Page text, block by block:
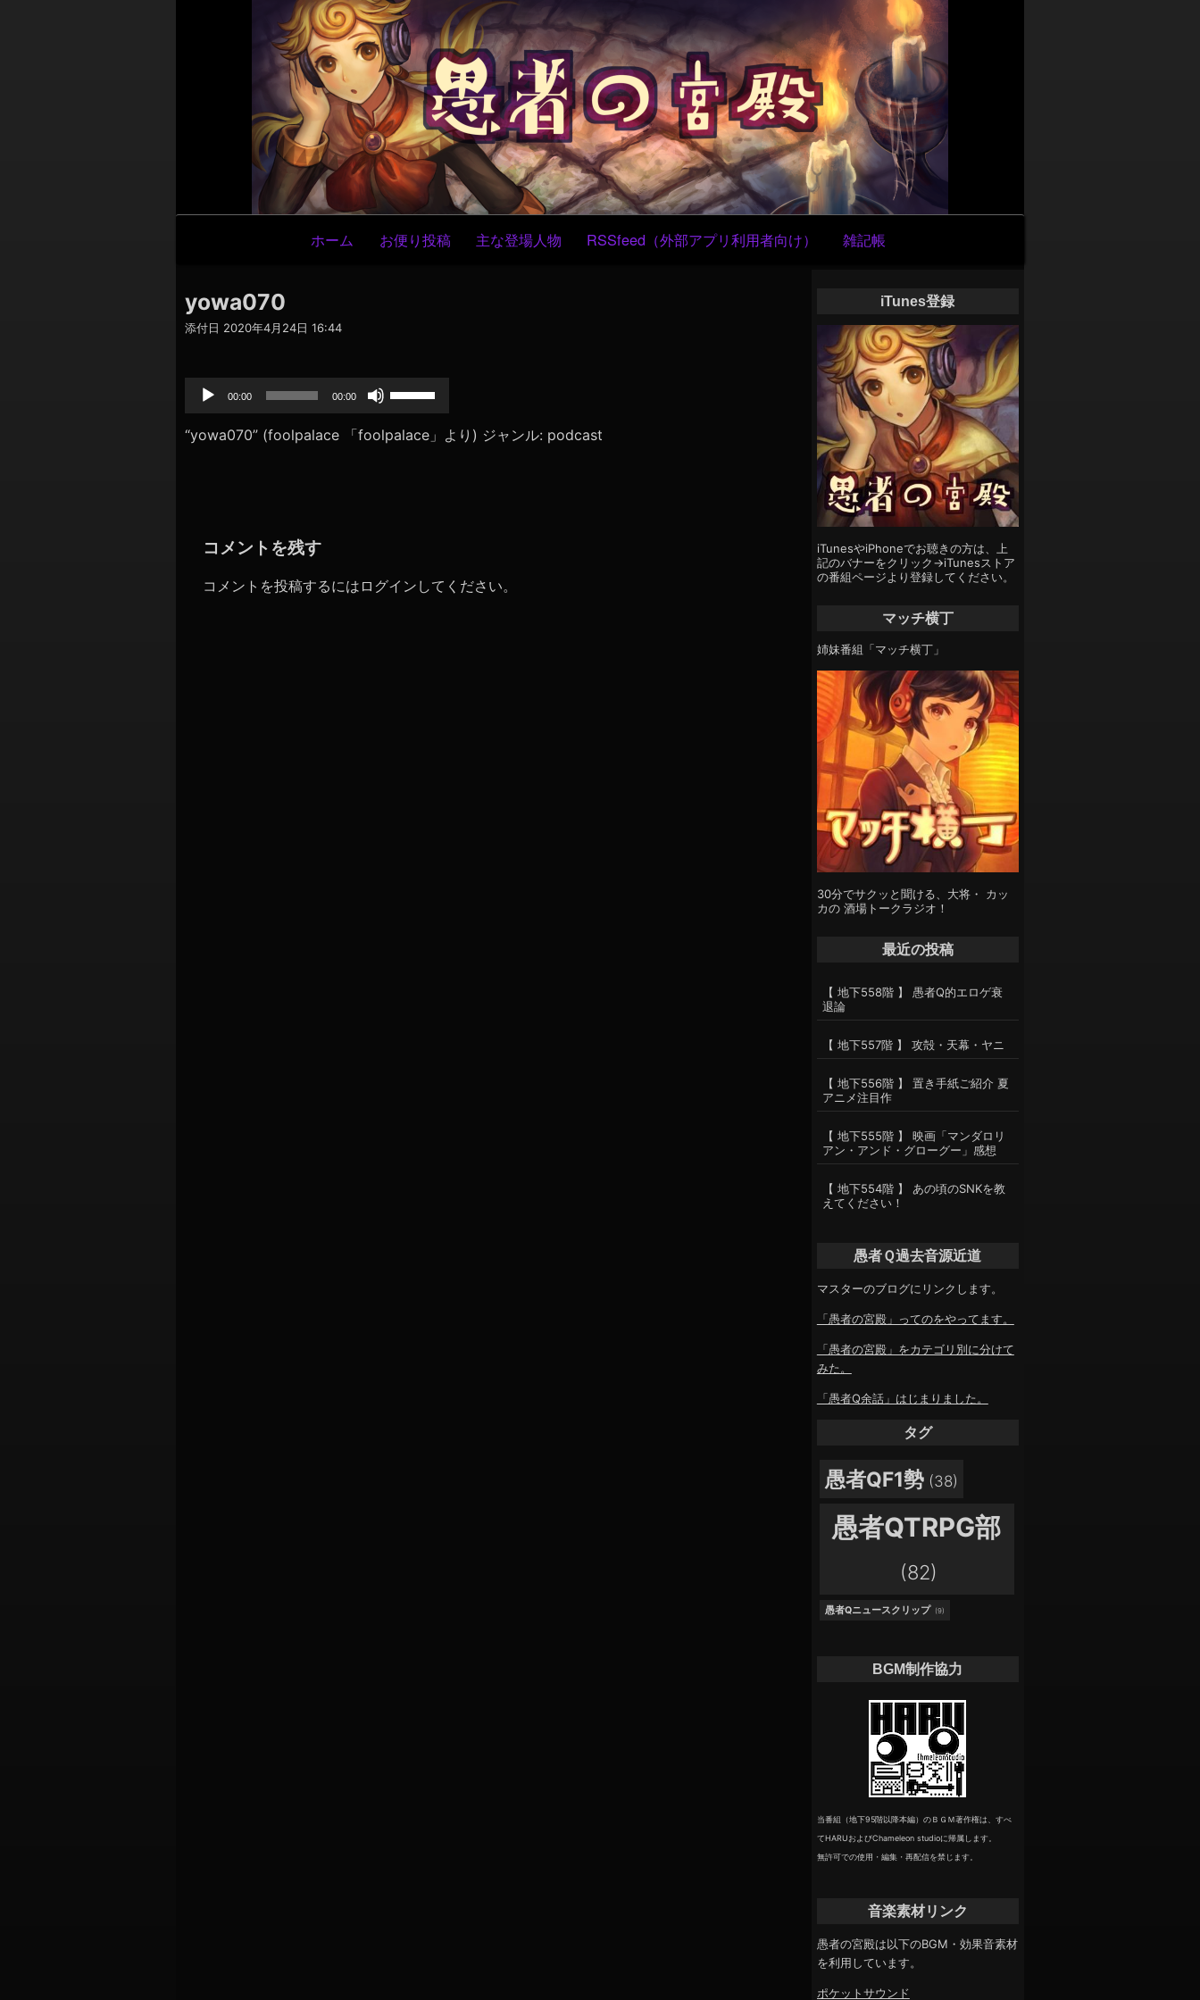
ン
テ
ン
ツ
へ
ス
キ
ッ
プ
ナ
ビ
シ
ョ
ホーム お便り投稿 主な登場人物 RSSfeed（外部アプリ利用者向け） 雑記帳
yowa070
添付日 2020年4月24日 16:44
声
レ
ー
ヤ
00:00 00:00
リ
ー
印
“yowa070” (foolpalace 「foolpalace」より) ジャンル: podcast
コメントを残す
コメントを投稿するには ログイン してください。
iTunes登録
iTunesやiPhoneでお聴きの方は、上
記のバナーをクリック→iTunesストア
の番組ページより登録してください。
マッチ横丁
姉妹番組「マッチ横丁」
30分でサクッと聞ける、大将・ カッ
カの 酒場トークラジオ！
最近の投稿
【 地下558階 】 愚者Q的エロゲ衰
退論
【 地下557階 】 攻殻・天幕・ヤニ
【 地下556階 】 置き手紙ご紹介 夏
アニメ注目作
【 地下555階 】 映画「マンダロリ
アン・アンド・グローグー」感想
【 地下554階 】 あの頃のSNKを教
えてください！
愚者Ｑ過去音源近道
マスターのブログにリンクします。
「愚者の宮殿」ってのをやってます。
「愚者の宮殿」をカテゴリ別に分けて
みた。
「愚者Q余話」はじまりました。
タグ
愚者QF1勢 (38)
愚者QTRPG部
(82)
愚者Qニュースクリップ (9)
BGM制作協力
当番組（地下95階以降本編）のＢＧＭ著作権は、すべ
てHARUおよびChameleon studioに帰属します。
無許可での使用・編集・再配信を禁じます。
音楽素材リンク
愚者の宮殿は以下のBGM・効果音素材
を利用しています。
ポケットサウンド